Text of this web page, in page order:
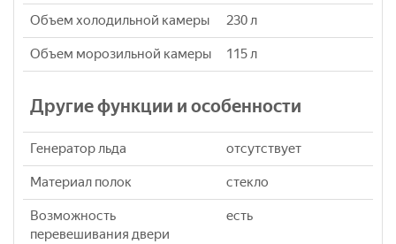
Объем холодильной камеры 230 л
Объем морозильной камеры 115 л
Другие функции и особенности
Генератор льда отсутствует
Материал полок стекло
Возможность
перевешивания двери
есть